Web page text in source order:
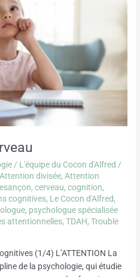
/ L'équipe du Cocon d'Alfred /
Attention divisée,Attention
,cerveau,cognition,
cognitives, Le Cocon d'Alfred,
, psychologue spécialisée
attentionnelles,TDAH,Trouble
(1/4) L’ATTENTION La
de la psychologie, qui étudie